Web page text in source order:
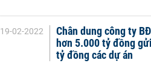
19-02-2022
Chân dung công ty
hơn 5.000 tỷ đồng
tỷ đồng các dự án